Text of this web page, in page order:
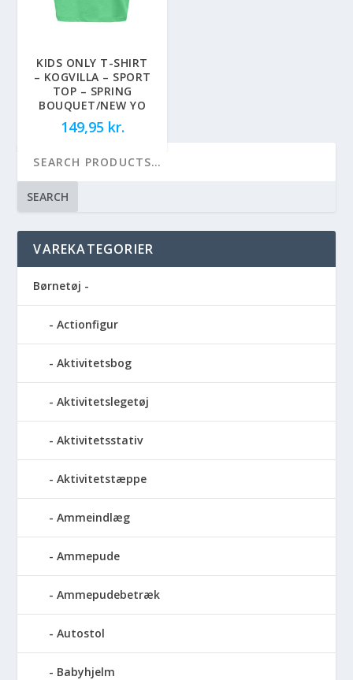
KIDS ONLY T-SHIRT
– KOGVILLA – SPORT
TOP – SPRING
BOUQUET/NEW YO
149,95 kr.
SEARCH
VAREKATEGORIER
Børnetøj -
Actionfigur
Aktivitetsbog
Aktivitetslegetøj
Aktivitetsstativ
Aktivitetstæppe
Ammeindlæg
Ammepude
Ammepudebetræk
Autostol
Babyhjelm